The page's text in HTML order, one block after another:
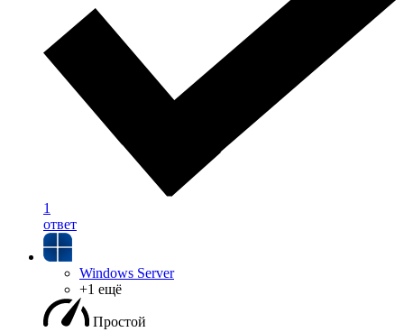
1
ответ
Windows Server
+1 ещё
Простой